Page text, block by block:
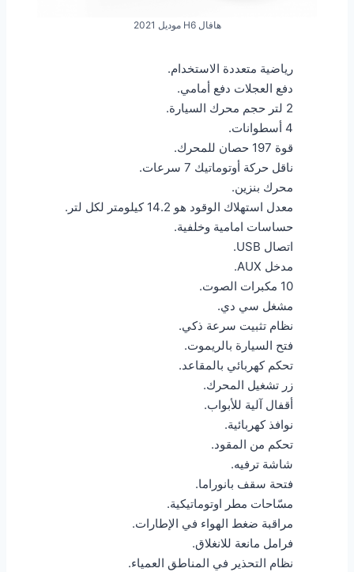
هافال H6 موديل 2021
رياضية متعددة الاستخدام.
دفع العجلات دفع أمامي.
2 لتر حجم محرك السيارة.
4 أسطوانات.
قوة 197 حصان للمحرك.
ناقل حركة أوتوماتيك 7 سرعات.
محرك بنزين.
معدل استهلاك الوقود هو 14.2 كيلومتر لكل لتر.
حساسات امامية وخلفية.
اتصال USB.
مدخل AUX.
10 مكبرات الصوت.
مشغل سي دي.
نظام تثبيت سرعة ذكي.
فتح السيارة بالريموت.
تحكم كهربائي بالمقاعد.
زر تشغيل المحرك.
أقفال آلية للأبواب.
نوافذ كهربائية.
تحكم من المقود.
شاشة ترفيه.
فتحة سقف بانوراما.
مسّاحات مطر اوتوماتيكية.
مراقبة ضغط الهواء في الإطارات.
فرامل مانعة للانغلاق.
نظام التحذير في المناطق العمياء.